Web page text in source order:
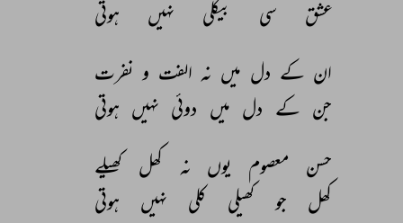
عشق
سی بیکلی نہیں ہوتی
ان کے دل میں نہ الفت و نفرت
جن کے دل میں دوئی نہیں ہوتی
حسن معصوم یوں نہ کھل
کھیلے
کھل
جو کھیلی کلی نہیں ہوتی